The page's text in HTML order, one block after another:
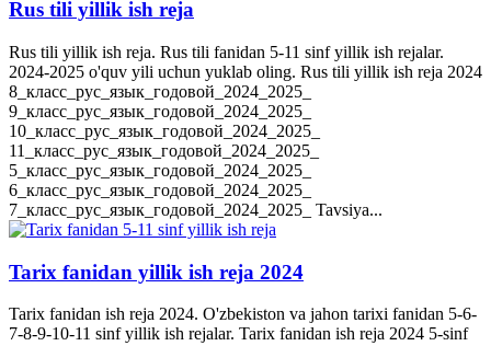
Rus tili yillik ish reja
Rus tili yillik ish reja. Rus tili fanidan 5-11 sinf yillik ish rejalar.
2024-2025 o'quv yili uchun yuklab oling. Rus tili yillik ish reja 2024
8_класс_рус_язык_годовой_2024_2025_
9_класс_рус_язык_годовой_2024_2025_
10_класс_рус_язык_годовой_2024_2025_
11_класс_рус_язык_годовой_2024_2025_
5_класс_рус_язык_годовой_2024_2025_
6_класс_рус_язык_годовой_2024_2025_
7_класс_рус_язык_годовой_2024_2025_ Tavsiya...
Tarix fanidan yillik ish reja 2024
Tarix fanidan ish reja 2024. O'zbekiston va jahon tarixi fanidan 5-6-
7-8-9-10-11 sinf yillik ish rejalar. Tarix fanidan ish reja 2024 5-sinf